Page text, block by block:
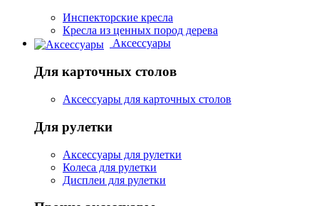
Инспекторские кресла
Кресла из ценных пород дерева
Аксессуары
Для карточных столов
Аксессуары для карточных столов
Для рулетки
Аксессуары для рулетки
Колеса для рулетки
Дисплеи для рулетки